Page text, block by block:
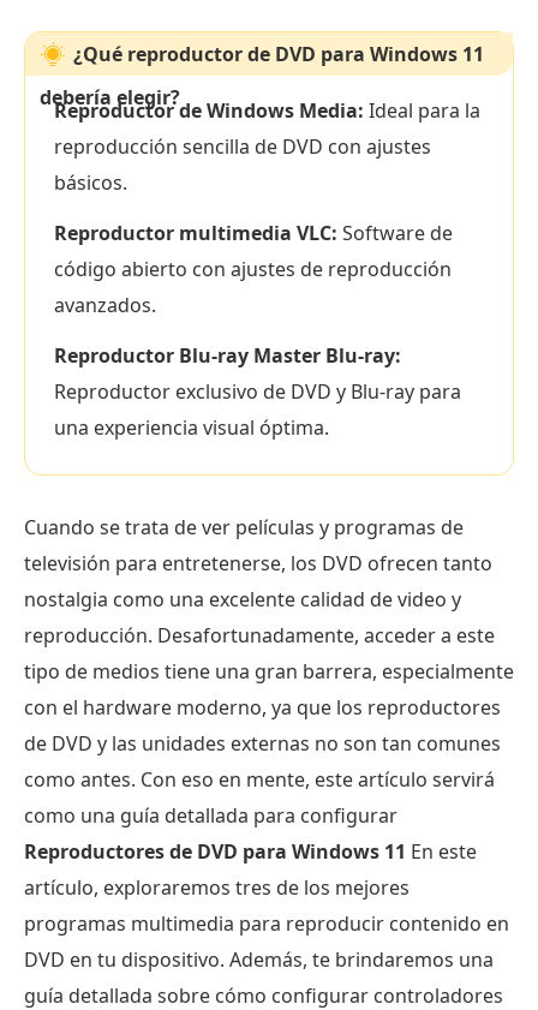
¿Qué reproductor de DVD para Windows 11
debería elegir?
Reproductor de Windows Media: Ideal para la
reproducción sencilla de DVD con ajustes
básicos.
Reproductor multimedia VLC: Software de
código abierto con ajustes de reproducción
avanzados.
Reproductor Blu-ray Master Blu-ray:
Reproductor exclusivo de DVD y Blu-ray para
una experiencia visual óptima.
Cuando se trata de ver películas y programas de
televisión para entretenerse, los DVD ofrecen tanto
nostalgia como una excelente calidad de video y
reproducción. Desafortunadamente, acceder a este
tipo de medios tiene una gran barrera, especialmente
con el hardware moderno, ya que los reproductores
de DVD y las unidades externas no son tan comunes
como antes. Con eso en mente, este artículo servirá
como una guía detallada para configurar
Reproductores de DVD para Windows 11 En este
artículo, exploraremos tres de los mejores
programas multimedia para reproducir contenido en
DVD en tu dispositivo. Además, te brindaremos una
guía detallada sobre cómo configurar controladores